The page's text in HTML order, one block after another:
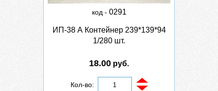
код - 0291
ИП-38 А Контейнер 239*139*94
1/280 шт.
18.00 руб.
Кол-во: